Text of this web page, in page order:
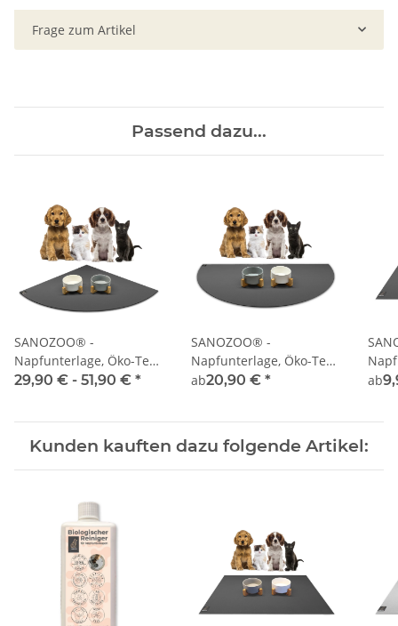
Frage zum Artikel
Passend dazu...
SANOZOO® -
Napfunterlage, Öko-Tex,
Eckrund
29,90 € - 51,90 € *
SANOZOO® -
Napfunterlage, Öko-Tex,
Halbrund
ab20,90 € * ab
Kunden kauften dazu folgende Artikel: